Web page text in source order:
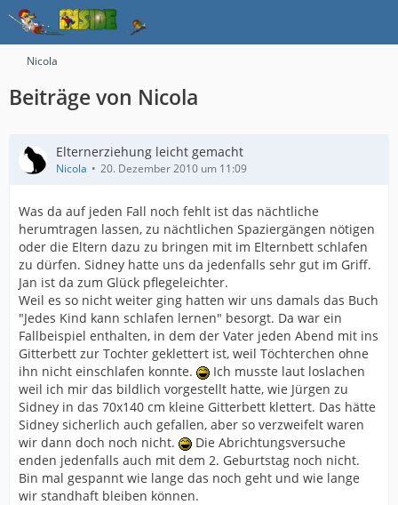
Nicola
Beiträge von Nicola
Elternerziehung leicht gemacht
Nicola 20. Dezember 2010 um 11:09
Was da auf jeden Fall noch fehlt ist das nächtliche
herumtragen lassen, zu nächtlichen Spaziergängen nötigen
oder die Eltern dazu zu bringen mit im Elternbett schlafen
zu dürfen. Sidney hatte uns da jedenfalls sehr gut im Griff.
Jan ist da zum Glück pflegeleichter.
Weil es so nicht weiter ging hatten wir uns damals das Buch
"Jedes Kind kann schlafen lernen" besorgt. Da war ein
Fallbeispiel enthalten, in dem der Vater jeden Abend mit ins
Gitterbett zur Tochter geklettert ist, weil Töchterchen ohne
ihn nicht einschlafen konnte.
Ich musste laut loslachen
weil ich mir das bildlich vorgestellt hatte, wie Jürgen zu
Sidney in das 70x140 cm kleine Gitterbett klettert. Das hätte
Sidney sicherlich auch gefallen, aber so verzweifelt waren
wir dann doch noch nicht.
Die Abrichtungsversuche
enden jedenfalls auch mit dem 2. Geburtstag noch nicht.
Bin mal gespannt wie lange das noch geht und wie lange
wir standhaft bleiben können.